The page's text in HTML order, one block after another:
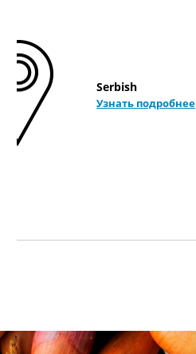
Serbish
Узнать подробнее